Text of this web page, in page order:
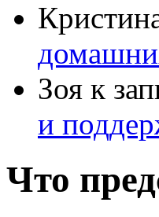
Зоя к
и
Что